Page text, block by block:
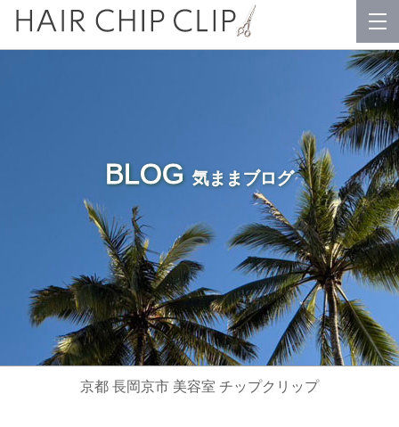
BLOG気ままブログ
京都 長岡京市 美容室 チップクリップ